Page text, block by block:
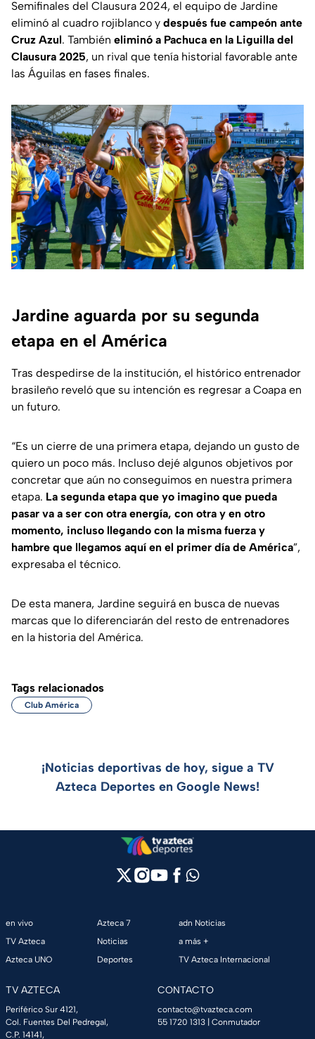
Semifinales del Clausura 2024, el equipo de Jardine
eliminó al cuadro rojiblanco y después fue campeón ante
Cruz Azul. También eliminó a Pachuca en la Liguilla del
Clausura 2025, un rival que tenía historial favorable ante
las Águilas en fases finales.
Jardine aguarda por su segunda
etapa en el América
Tras despedirse de la institución, el histórico entrenador
brasileño reveló que su intención es regresar a Coapa en
un futuro.
“Es un cierre de una primera etapa, dejando un gusto de
quiero un poco más. Incluso dejé algunos objetivos por
concretar que aún no conseguimos en nuestra primera
etapa. La segunda etapa que yo imagino que pueda
pasar va a ser con otra energía, con otra y en otro
momento, incluso llegando con la misma fuerza y
hambre que llegamos aquí en el primer día de América”,
expresaba el técnico.
De esta manera, Jardine seguirá en busca de nuevas
marcas que lo diferenciarán del resto de entrenadores
en la historia del América.
Tags relacionados
Club América
¡Noticias deportivas de hoy, sigue a TV
Azteca Deportes en Google News!
en vivo
TV Azteca
Azteca UNO
Azteca 7
Noticias
Deportes
adn Noticias
a más +
TV Azteca Internacional
TV AZTECA
Periférico Sur 4121,
Col. Fuentes Del Pedregal,
C.P. 14141,
CONTACTO
contacto@tvazteca.com
55 1720 1313 | Conmutador